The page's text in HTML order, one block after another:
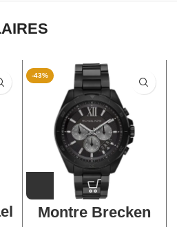
-43%
Montre Brecken